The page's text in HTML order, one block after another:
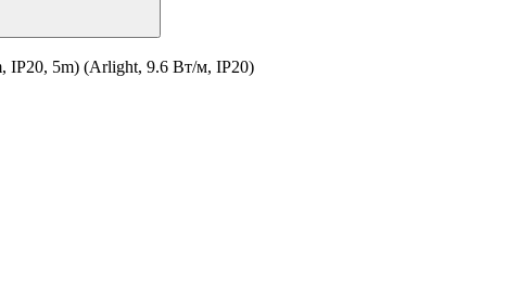
IP20, 5m) (Arlight, 9.6 Вт/м, IP20)